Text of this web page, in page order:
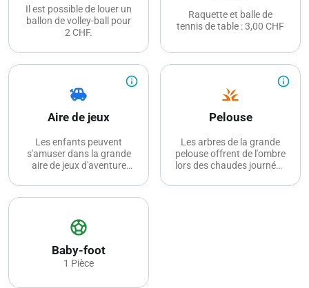
Il est possible de louer un
ballon de volley-ball pour
2 CHF.
Raquette et balle de
tennis de table : 3,00 CHF
info_outline
toys
Aire de jeux
Les enfants peuvent
s'amuser dans la grande
aire de jeux d'aventure
info_outline
grass
Pelouse
Les arbres de la grande
pelouse offrent de l'ombre
lors des chaudes journées
sports_soccer
Baby-foot
1 Pièce